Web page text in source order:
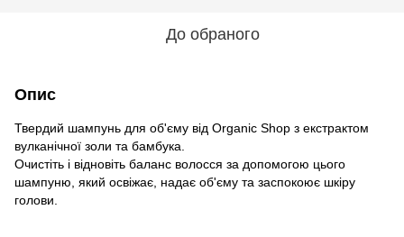
До обраного
Опис
Твердий шампунь для об'єму від Organic Shop з екстрактом
вулканічної золи та бамбука.
Очистіть і відновіть баланс волосся за допомогою цього
шампуню, який освіжає, надає об'єму та заспокоює шкіру
голови.